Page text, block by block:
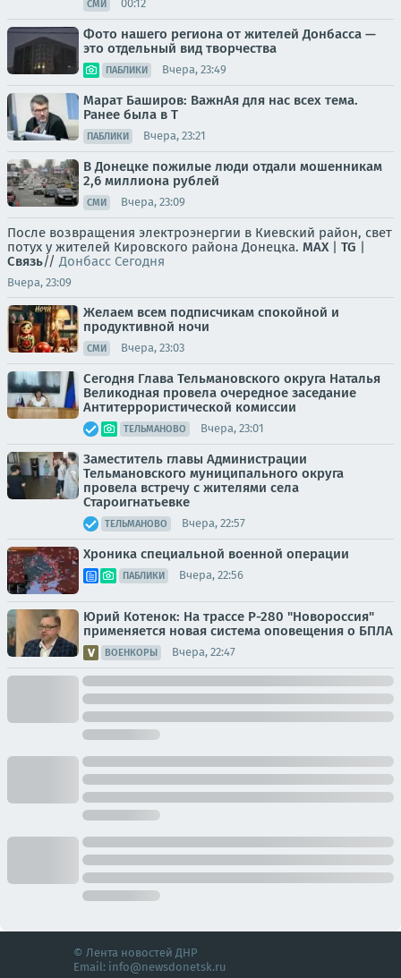
СМИ 00:12
Фото нашего региона от жителей Донбасса —
это отдельный вид творчества
ПАБЛИКИ Вчера, 23:49
Марат Баширов: ВажнАя для нас всех тема.
Ранее была в Т
ПАБЛИКИ Вчера, 23:21
В Донецке пожилые люди отдали мошенникам
2,6 миллиона рублей
СМИ Вчера, 23:09
После возвращения электроэнергии в Киевский район, свет
потух у жителей Кировского района Донецка. MAX | TG |
Связь// Донбасс Сегодня
Вчера, 23:09
Желаем всем подписчикам спокойной и
продуктивной ночи
СМИ Вчера, 23:03
Сегодня Глава Тельмановского округа Наталья
Великодная провела очередное заседание
Антитеррористической комиссии
ТЕЛЬМАНОВО Вчера, 23:01
Заместитель главы Администрации
Тельмановского муниципального округа
провела встречу с жителями села
Староигнатьевке
ТЕЛЬМАНОВО Вчера, 22:57
Хроника специальной военной операции
ПАБЛИКИ Вчера, 22:56
Юрий Котенок: На трассе Р-280 "Новороссия"
применяется новая система оповещения о БПЛА
ВОЕНКОРЫ Вчера, 22:47
© Лента новостей ДНР
Email: info@newsdonetsk.ru